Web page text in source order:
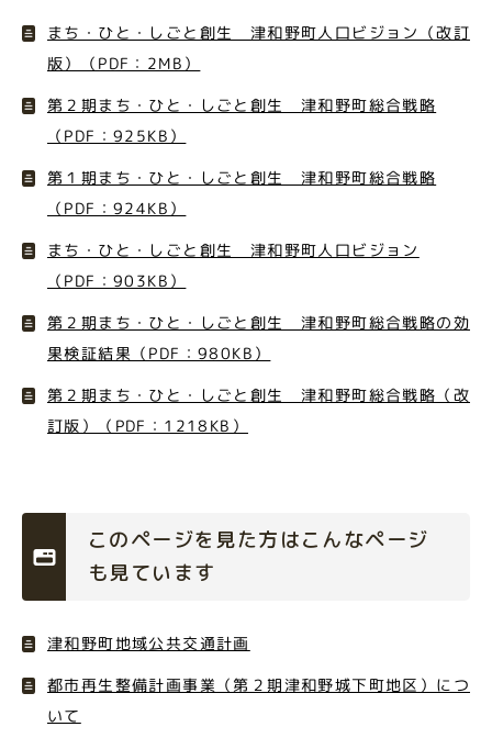
まち・ひと・しごと創生 津和野町人口ビジョン（改訂
版）（PDF：2MB）
第２期まち・ひと・しごと創生 津和野町総合戦略
（PDF：925KB）
第１期まち・ひと・しごと創生 津和野町総合戦略
（PDF：924KB）
まち・ひと・しごと創生 津和野町人口ビジョン
（PDF：903KB）
第２期まち・ひと・しごと創生 津和野町総合戦略の効
果検証結果（PDF：980KB）
第２期まち・ひと・しごと創生 津和野町総合戦略（改
訂版）（PDF：1218KB）
このページを見た方はこんなページ
も見ています
津和野町地域公共交通計画
都市再生整備計画事業（第２期津和野城下町地区）につ
いて